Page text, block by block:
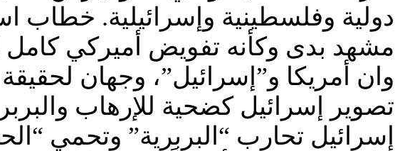
دولية وفلسطينية وإسرائيلية.
مشهد بدى وكأنه تفويض أميركي كامل
وان أمريكا و”إسرائيل”، وجهان